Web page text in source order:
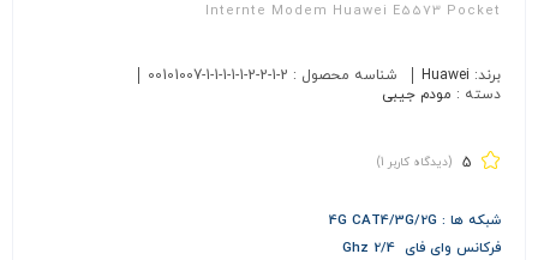
Internte Modem Huawei E5573 Pocket
برند: Huawei شناسه محصول : 00101007-1-1-1-1-1-2-2-1-2
دسته : مودم جیبی
5 (دیدگاه کاربر 1
)
شبکه ها : 4G CAT4/3G/2G
فرکانس وای فای 2/4 Ghz